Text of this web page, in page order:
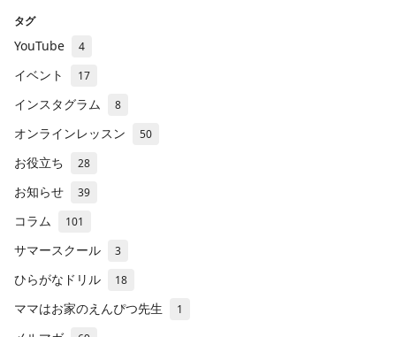
タグ
YouTube 4
イベント 17
インスタグラム 8
オンラインレッスン 50
お役立ち 28
お知らせ 39
コラム 101
サマースクール 3
ひらがなドリル 18
ママはお家のえんぴつ先生 1